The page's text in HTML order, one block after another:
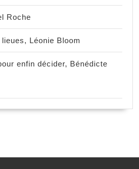
Roche
Léonie Bloom
enfin décider, Bénédicte